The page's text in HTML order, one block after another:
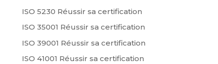
ISO 5230 Réussir sa certification
ISO 35001 Réussir sa certification
ISO 39001 Réussir sa certification
ISO 41001 Réussir sa certification